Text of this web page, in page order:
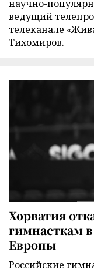
научно-
ведущий
телеканале
Тихомиров.
Хорватия
гимнасткам
Европы
Российские